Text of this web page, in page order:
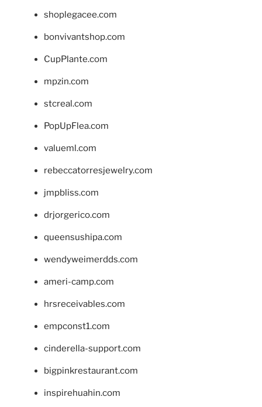
shoplegacee.com
bonvivantshop.com
CupPlante.com
mpzin.com
stcreal.com
PopUpFlea.com
valueml.com
rebeccatorresjewelry.com
jmpbliss.com
drjorgerico.com
queensushipa.com
wendyweimerdds.com
ameri-camp.com
hrsreceivables.com
empconst1.com
cinderella-support.com
bigpinkrestaurant.com
inspirehuahin.com